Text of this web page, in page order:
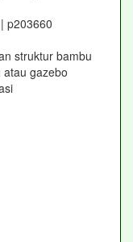
p203660
struktur bambu
gazebo